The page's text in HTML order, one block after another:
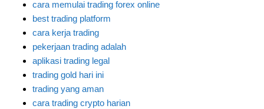
cara memulai trading forex online
best trading platform
cara kerja trading
pekerjaan trading adalah
aplikasi trading legal
trading gold hari ini
trading yang aman
cara trading crypto harian